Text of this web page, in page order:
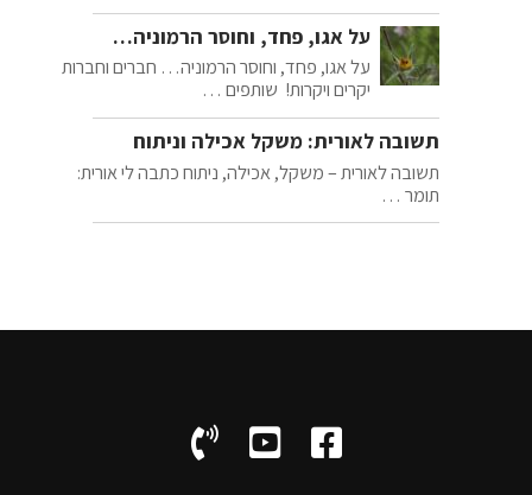
על אגו, פחד, וחוסר הרמוניה…
על אגו, פחד, וחוסר הרמוניה… חברים וחברות
יקרים ויקרות! שותפים …
תשובה לאורית: משקל אכילה וניתוח
תשובה לאורית – משקל, אכילה, ניתוח כתבה לי אורית:
תומר …